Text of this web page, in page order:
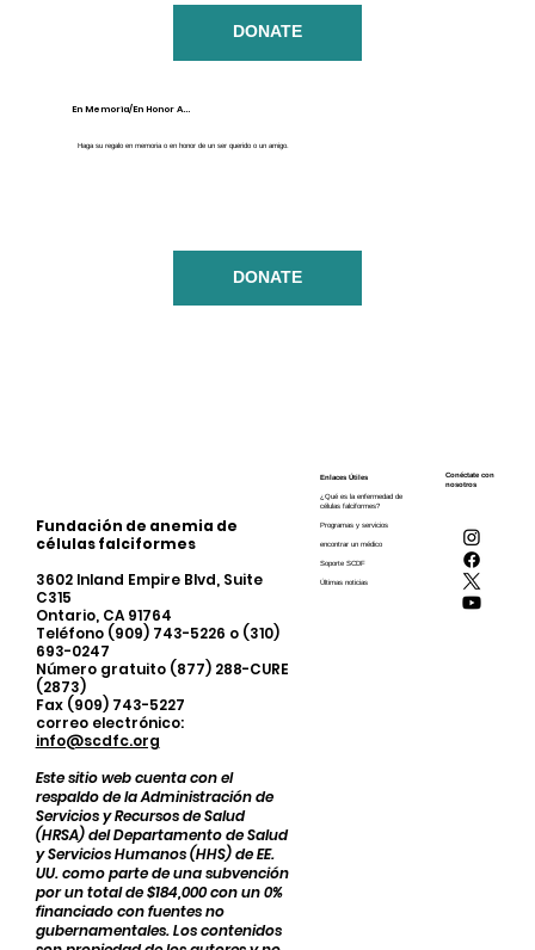
DONATE
En Memoria/En Honor A...
Haga su regalo en memoria o en honor de un ser querido o un amigo.
DONATE
Fundación de anemia de
células falciformes
3602 Inland Empire Blvd, Suite
C315
Ontario, CA 91764
Teléfono (909) 743-5226 o (310)
693-0247
Número gratuito (877) 288-CURE
(2873)
Fax (909) 743-5227
correo electrónico:
info@scdfc.org
Este sitio web cuenta con el
respaldo de la Administración de
Servicios y Recursos de Salud
(HRSA) del Departamento de Salud
y Servicios Humanos (HHS) de EE.
UU. como parte de una subvención
por un total de $184,000 con un 0%
financiado con fuentes no
gubernamentales. Los contenidos
Enlaces Útiles
¿Qué es la enfermedad de
células falciformes?
Programas y servicios
encontrar un médico
Soporte SCDF
Últimas noticias
Conéctate con
nosotros